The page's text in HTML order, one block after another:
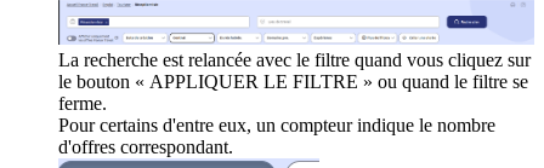
La recherche est relancée avec le filtre quand vous cliquez sur
le bouton « APPLIQUER LE FILTRE » ou quand le filtre se
ferme.
Pour certains d'entre eux, un compteur indique le nombre
d'offres correspondant.